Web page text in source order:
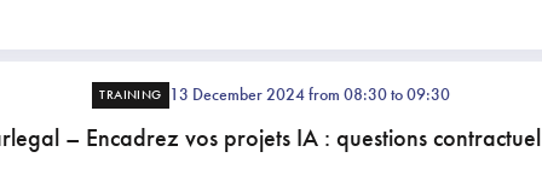
TRAINING 13 December 2024 from 08:30 to 09:30
– Encadrez vos projets IA : questions